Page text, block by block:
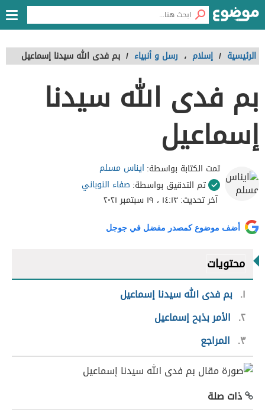
الرئيسية / إسلام ، رسل و أنبياء / بم فدى الله سيدنا إسماعيل
بم فدى الله سيدنا
إسماعيل
تمت الكتابة بواسطة: ايناس مسلم
تم التدقيق بواسطة: صفاء النوباني
آخر تحديث:١٤:١٣ ، ١٩ سبتمبر ٢٠٢١
أضف موضوع كمصدر مفضل في جوجل
محتويات
١ بم فدى الله سيدنا إسماعيل
٢ الأمر بذبح إسماعيل
٣
المراجع
ذات صلة